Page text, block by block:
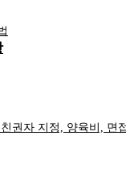
권자 지정, 양육비, 면